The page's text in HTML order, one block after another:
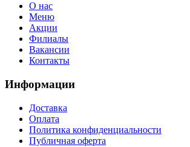
О нас
Меню
Акции
Филиалы
Вакансии
Контакты
Информации
Доставка
Оплата
Политика конфиденциальности
Публичная оферта